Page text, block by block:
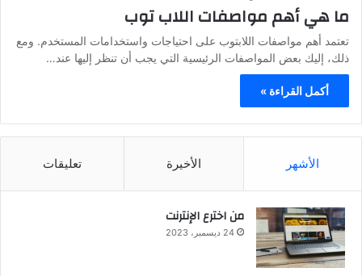
ما هي أهم مواصفات اللاب توب
تعتمد أهم مواصفات اللابتوب على احتياجات واستخدامات المستخدم. ومع
ذلك، إليك بعض المواصفات الرئيسية التي يجب أن تنظر إليها عند…
أكمل القراءة »
الأشهر الأخيرة تعليقات
من اخترع الإنترنت
24 ديسمبر، 2023